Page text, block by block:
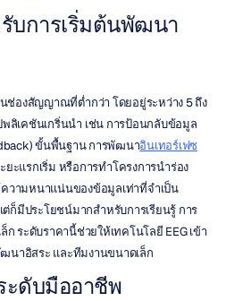
บการเริ่มต้นพัฒนา
ช่องสัญญาณที่ต่ำกว่า โดยอยู่ระหว่าง 5 ถึง
พลิเคชันเกริ่นนำ เช่น การป้อนกลับข้อมูล
ขั้นพื้นฐาน การพัฒนาอินเทอร์เฟซ
ยะแรกเริ่ม หรือการทำโครงการนำร่อง
วามหนาแน่นของข้อมูลเท่าที่จำเป็น
ก็มีประโยชน์มากสำหรับการเรียนรู้ การ
ก ระดับราคานี้ช่วยให้เทคโนโลยี EEG เข้า
นาอิสระ และทีมงานขนาดเล็ก
ะดับมืออาชีพ